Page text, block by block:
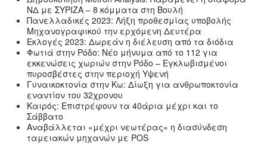
ΝΔ με ΣΥΡΙΖΑ – 8 κόμματα στη Βουλή
Πανελλαδικές 2023: Λήξη προθεσμίας υποβολής
Μηχανογραφικού την ερχόμενη Δευτέρα
Εκλογές 2023: Δωρεάν η διέλευση από τα διόδια
Φωτιά στην Ρόδο: Νέο μήνυμα από το 112 για
εκκενώσεις χωριών στην Ρόδο – Εγκλωβισμένοι
πυροσβέστες στην περιοχή Υψενή
Γυναικοκτονία στην Κω: Δίωξη για ανθρωποκτονία
εναντίον του 32χρονου
Καιρός: Επιστρέφουν τα 40άρια μέχρι και το
Σάββατο
Αναβάλλεται «μέχρι νεωτέρας» η διασύνδεση
ταμειακών μηχανών με POS